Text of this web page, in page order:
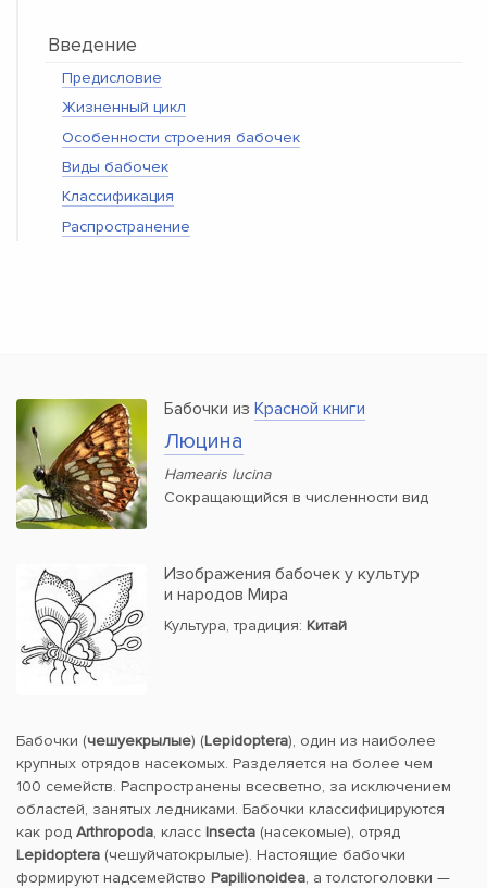
Введение
Предисловие
Жизненный цикл
Особенности строения бабочек
Виды бабочек
Классификация
Распространение
Бабочки из Красной книги
Люцина
Hamearis lucina
Сокращающийся в численности вид
Изображения бабочек у культур
и народов Мира
Культура, традиция: Китай
Бабочки (чешуекрылые) (Lepidoptera), один из наиболее
крупных отрядов насекомых. Разделяется на более чем
100 семейств. Распространены всесветно, за исключением
областей, занятых ледниками. Бабочки классифицируются
как род Arthropoda, класс Insecta (насекомые), отряд
Lepidoptera (чешуйчатокрылые). Настоящие бабочки
формируют надсемейство Papilionoidea, а толстоголовки —